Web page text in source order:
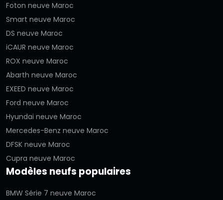
Foton neuve Maroc
Smart neuve Maroc
DS neuve Maroc
iCAUR neuve Maroc
ROX neuve Maroc
Abarth neuve Maroc
EXEED neuve Maroc
Ford neuve Maroc
Hyundai neuve Maroc
Mercedes-Benz neuve Maroc
DFSK neuve Maroc
Cupra neuve Maroc
Modèles neufs populaires
BMW Série 7 neuve Maroc